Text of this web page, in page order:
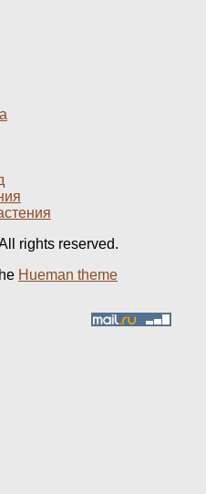
rights reserved.
Hueman theme